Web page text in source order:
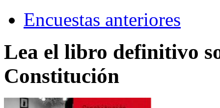
Encuestas anteriores
Lea el libro definitivo
Constitución